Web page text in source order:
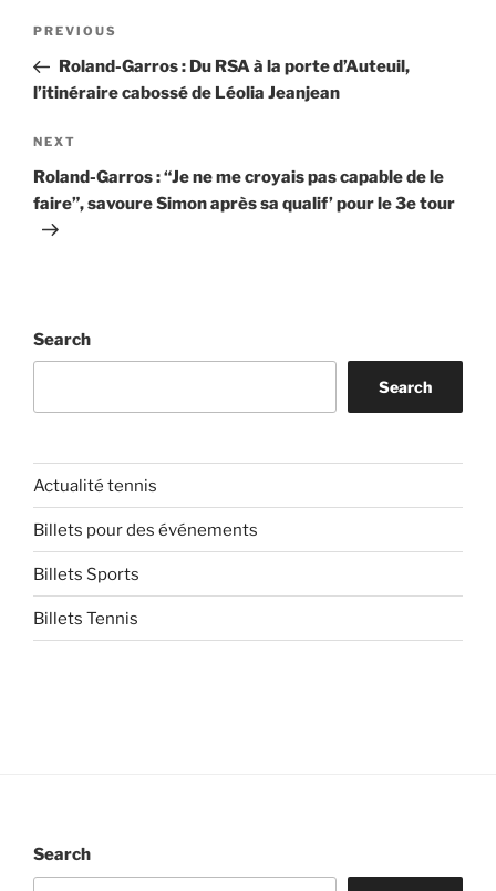
Previous
Post
PREVIOUS
Roland-Garros : Du RSA à la porte d’Auteuil,
l’itinéraire cabossé de Léolia Jeanjean
Next
Post
NEXT
Roland-Garros : “Je ne me croyais pas capable de le
faire”, savoure Simon après sa qualif’ pour le 3e tour
Search
Search
Actualité tennis
Billets pour des événements
Billets Sports
Billets Tennis
Search